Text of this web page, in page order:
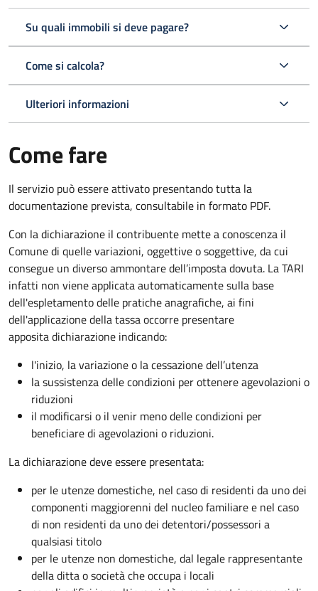
Su quali immobili si deve pagare?
Come si calcola?
Ulteriori informazioni
Come fare
Il servizio può essere attivato presentando tutta la
documentazione prevista, consultabile in formato PDF.
Con la dichiarazione il contribuente mette a conoscenza il
Comune di quelle variazioni, oggettive o soggettive, da cui
consegue un diverso ammontare dell’imposta dovuta. La TARI
infatti non viene applicata automaticamente sulla base
dell'espletamento delle pratiche anagrafiche, ai fini
dell'applicazione della tassa occorre presentare
apposita dichiarazione indicando:
l'inizio, la variazione o la cessazione dell’utenza
la sussistenza delle condizioni per ottenere agevolazioni o
riduzioni
il modificarsi o il venir meno delle condizioni per
beneficiare di agevolazioni o riduzioni.
La dichiarazione deve essere presentata:
per le utenze domestiche, nel caso di residenti da uno dei
componenti maggiorenni del nucleo familiare e nel caso
di non residenti da uno dei detentori/possessori a
qualsiasi titolo
per le utenze non domestiche, dal legale rappresentante
della ditta o società che occupa i locali